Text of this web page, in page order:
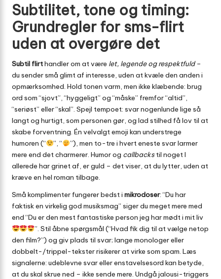
Subtilitet, tone og timing:
Grundregler for sms-flirt
uden at overgøre det
Subtil flirthandler om at være let, legende og respektfuld–
du sender små glimt af interesse, uden at kvæle den anden i
opmærksomhed. Hold tonen varm, men ikke klæbende: brug
ord som “sjovt”, “hyggeligt” og “måske” fremfor “altid”,
“seriøst” eller “skal”. Spejl tempoet: svar nogenlunde lige så
langt og hurtigt, som personen gør, og lad stilhed få lov til at
skabe forventning. Én velvalgt emoji kan understrege
humoren (“
”, “
”), men to-tre i hvert eneste svar larmer
mere end det charmerer. Humor og callbackstil noget I
allerede har grinet af, er guld – det viser, at du lytter, uden at
kræve en hel roman tilbage.
Små komplimenter fungerer bedst i mikrodoser: “Du har
faktisk en virkelig god musiksmag” siger du meget mere med
end “Du er den mest fantastiske person jeg har mødt i mit liv
”. Stil åbne spørgsmål (“Hvad fik dig til at vælge netop
den film?”) og giv plads til svar; lange monologer eller
dobbelt-/trippel-tekster risikerer at virke som spam. Læs
signalerne: udeblevne svar eller enstavelsesord kan betyde,
at du skal skrue ned – ikke sende mere. Undgå jalousi-triggers